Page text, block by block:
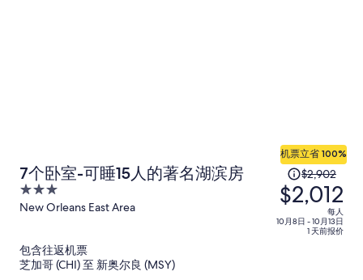
7个卧室-可睡15人的著名湖滨房
3
out
5
New Orleans East Area
机票立省 100%
原
价
为
每
$2,902
$2,012
每人
10月8日 - 10月13日
1 天前报价
包含往返机票
芝加哥 (CHI) 至 新奥尔良 (MSY)